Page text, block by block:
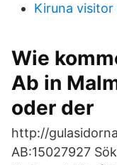
Kiruna
Wie
Ab in
oder der
http://
AB:15027927